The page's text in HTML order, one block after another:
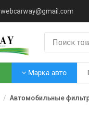
webcarway@gmail.com
Марка авто
Автомобильные